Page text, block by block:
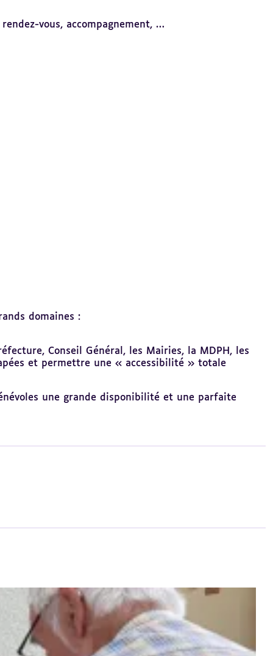
vous, accompagnement, …
domaines :
Conseil Général, les Mairies, la MDPH, les
et permettre une « accessibilité » totale
une grande disponibilité et une parfaite